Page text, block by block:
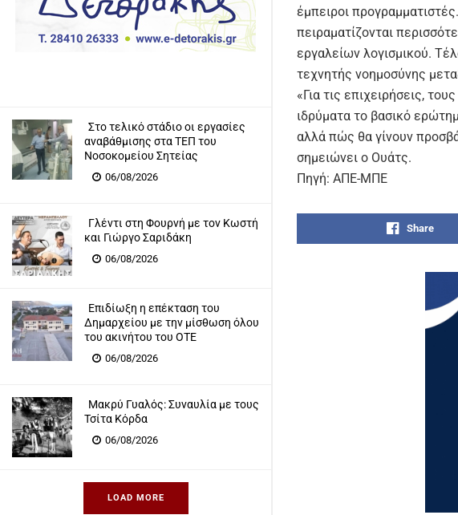
Στο τελικό στάδιο οι εργασίες
αναβάθμισης στα ΤΕΠ του
Νοσοκομείου Σητείας
06/08/2026
Γλέντι στη Φουρνή με τον Κωστή
και Γιώργο Σαριδάκη
06/08/2026
Επιδίωξη η επέκταση του
Δημαρχείου με την μίσθωση όλου
του ακινήτου του ΟΤΕ
06/08/2026
Μακρύ Γυαλός: Συναυλία με τους
Τσίτα Κόρδα
06/08/2026
LOAD MORE
έμπειροι
πειραματίζονται
εργαλείων λογισμικού.
τεχνητής νοημοσύνης
«Για τις επιχειρήσεις,
ιδρύματα το βασικό
αλλά πώς θα γίνουν
σημειώνει ο Ουάτς.
Πηγή: ΑΠΕ-ΜΠΕ
Share